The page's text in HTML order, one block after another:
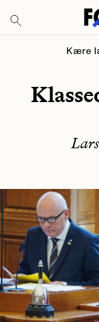
Kære